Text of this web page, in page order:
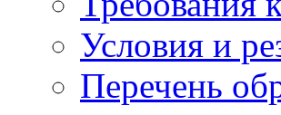
Условия и
Перечень